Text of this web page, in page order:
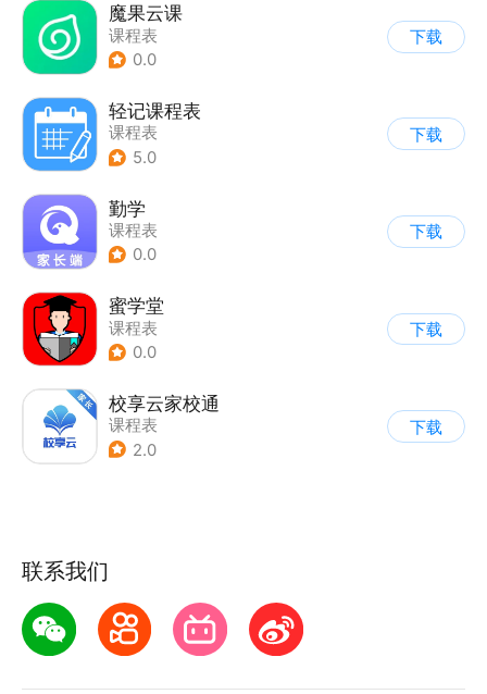
魔果云课
课程表
0.0
下载
轻记课程表
课程表
5.0
下载
勤学
课程表
0.0
下载
蜜学堂
课程表
0.0
下载
校享云家校通
课程表
2.0
下载
联系我们